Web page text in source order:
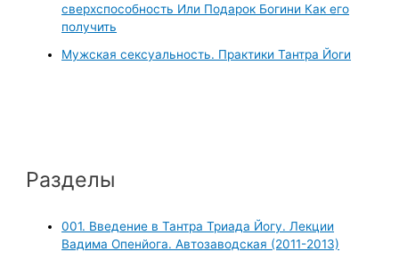
сверхспособность Или Подарок Богини Как его
получить
Мужская сексуальность. Практики Тантра Йоги
Разделы
001. Введение в Тантра Триада Йогу. Лекции
Вадима Опенйога. Автозаводская (2011-2013)